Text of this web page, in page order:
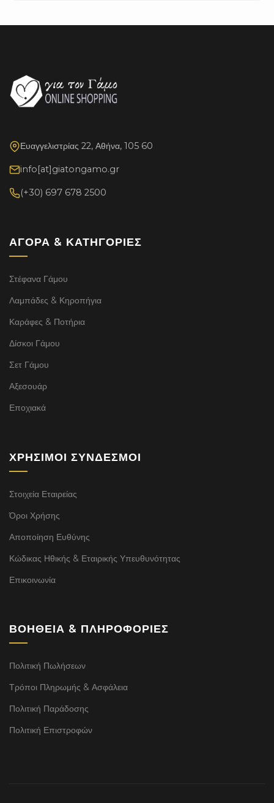
Ευαγγελιστρίας 22, Αθήνα, 105 60
info[at]giatongamo.gr
(+30) 697 678 2500
ΑΓΟΡΆ & ΚΑΤΗΓΟΡΊΕΣ
Στέφανα Γάμου
Λαμπάδες & Κηροπήγια
Καράφες & Ποτήρια
Δίσκοι Γάμου
Σετ Γάμου
Αξεσουάρ
Εποχιακά
ΧΡΉΣΙΜΟΙ ΣΎΝΔΕΣΜΟΙ
Στοιχεία Εταιρείας
Όροι Χρήσης
Αποποίηση Ευθύνης
Κώδικας Ηθικής & Εταιρικής Υπευθυνότητας
Επικοινωνία
ΒΟΉΘΕΙΑ & ΠΛΗΡΟΦΟΡΊΕΣ
Πολιτική Πωλήσεων
Τρόποι Πληρωμής & Ασφάλεια
Πολιτική Παράδοσης
Πολιτική Επιστροφών